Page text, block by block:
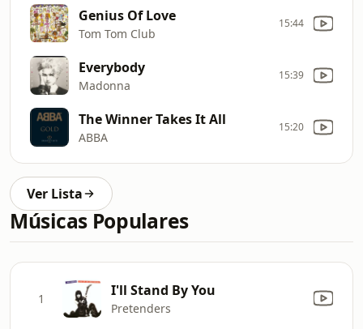
Genius Of Love
Tom Tom Club
15:44
Everybody
Madonna
15:39
The Winner Takes It All
ABBA
15:20
Ver Lista
Músicas Populares
1 I'll Stand By You
Pretenders